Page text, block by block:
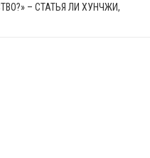
– СТАТЬЯ ЛИ ХУНЧЖИ,